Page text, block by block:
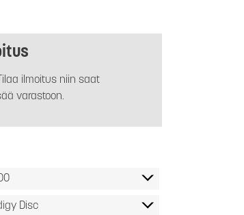
ilmoitus niin saat
varastoon.
Disc